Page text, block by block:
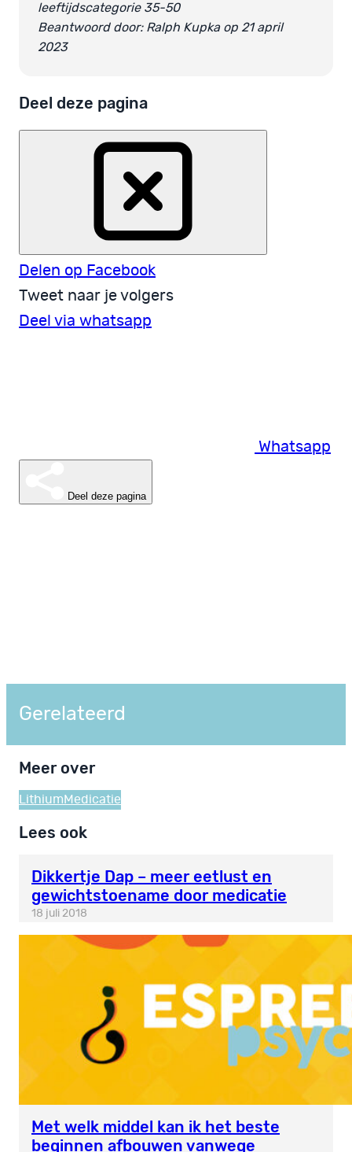
leeftijdscategorie 35-50
Beantwoord door: Ralph Kupka op 21 april
2023
Deel deze pagina
Delen op Facebook
Tweet naar je volgers
Deel via whatsapp
Whatsapp
Deel deze pagina
Gerelateerd
Meer over
Lithium Medicatie
Lees ook
Dikkertje Dap – meer eetlust en
gewichtstoename door medicatie
18 juli 2018
Met welk middel kan ik het beste
beginnen afbouwen vanwege